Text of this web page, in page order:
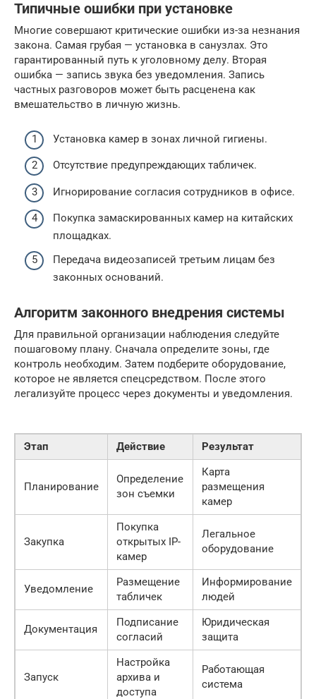
Типичные ошибки при установке
Многие совершают критические ошибки из-за незнания
закона. Самая грубая — установка в санузлах. Это
гарантированный путь к уголовному делу. Вторая
ошибка — запись звука без уведомления. Запись
частных разговоров может быть расценена как
вмешательство в личную жизнь.
Установка камер в зонах личной гигиены.
Отсутствие предупреждающих табличек.
Игнорирование согласия сотрудников в офисе.
Покупка замаскированных камер на китайских
площадках.
Передача видеозаписей третьим лицам без
законных оснований.
Алгоритм законного внедрения системы
Для правильной организации наблюдения следуйте
пошаговому плану. Сначала определите зоны, где
контроль необходим. Затем подберите оборудование,
которое не является спецсредством. После этого
легализуйте процесс через документы и уведомления.
Этап Действие Результат
Планирование
Определение
зон съемки
Карта
размещения
камер
Закупка
Покупка
открытых IP-
камер
Легальное
оборудование
Уведомление
Размещение
табличек
Информирование
людей
Документация
Подписание
согласий
Юридическая
защита
Запуск
Настройка
архива и
доступа
Работающая
система